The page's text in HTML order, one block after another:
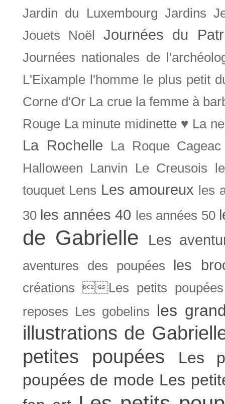
Jardin du Luxembourg Jardins
Jouets Noël
Journées du
Journées nationales de
L'Eixample l'homme le plus petit
Corne d'Or La crue la femme à
Rouge La minute midinette ♥ La
La Rochelle
La Roque Cageac
Halloween
Lanvin Le Creusois
touquet Lens Les amoureux
les
30 les années 40 les années 50
de Gabrielle Les
aventures des poupées les
créations Les petits
reposes Les gobelins les
illustrations de
petites poupées
Les
poupées de mode Les